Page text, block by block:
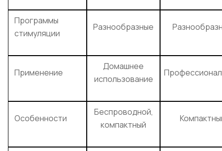
Программы
стимуляции
Разнообразные
Применение
Домашнее
использование
Особенности
Беспроводной,
компактный